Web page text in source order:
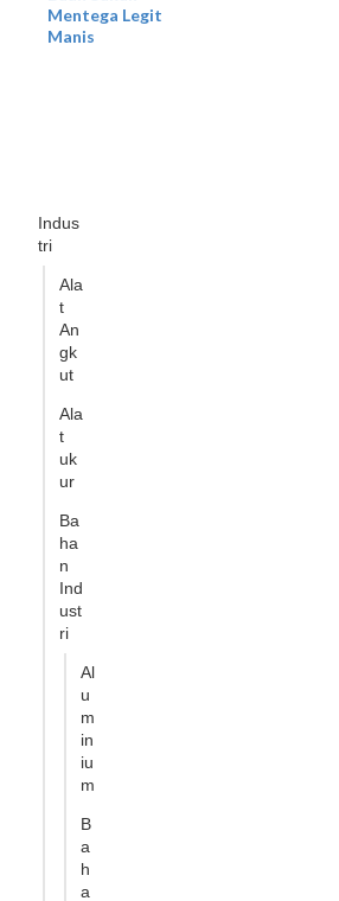
Indus
tri
Ala
t
An
gk
ut
Ala
t
uk
ur
Ba
ha
n
Ind
ust
ri
Al
u
m
in
iu
m
B
a
h
a
Mentega Legit
Manis